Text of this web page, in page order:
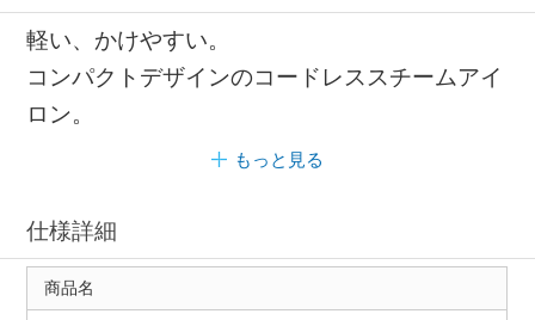
軽い、かけやすい。
コンパクトデザインのコードレススチームアイ
ロン。
もっと見る
仕様詳細
商品名